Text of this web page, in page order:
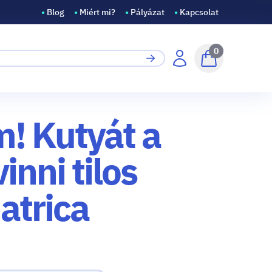
• Blog • Miért mi? • Pályázat • Kapcsolat
0
Kutyát a
tilos